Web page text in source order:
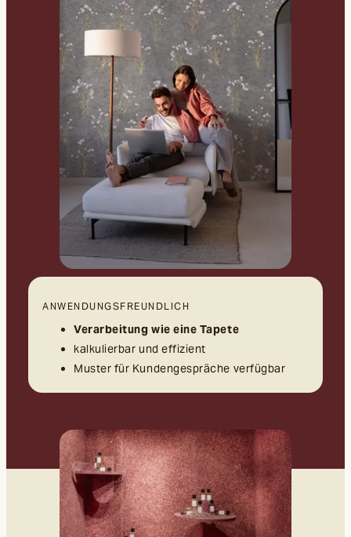
ANWENDUNGSFREUNDLICH
Verarbeitung wie eine Tapete
kalkulierbar und effizient
Muster für Kundengespräche verfügbar